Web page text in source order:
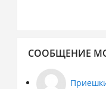
Сообщение
учителю
СООБЩЕНИЕ